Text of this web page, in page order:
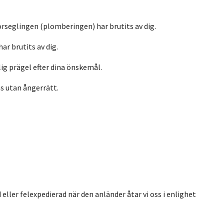
(plomberingen) har brutits av dig.
brutits av dig.
prägel efter dina önskemål.
utan ångerrätt.
felexpedierad när den anländer åtar vi oss i enlighet